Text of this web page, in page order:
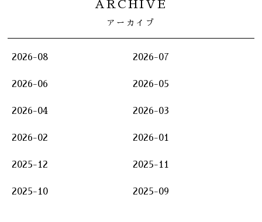
ARCHIVE
アーカイブ
2026-08 2026-07
2026-06 2026-05
2026-04 2026-03
2026-02 2026-01
2025-12 2025-11
2025-10 2025-09